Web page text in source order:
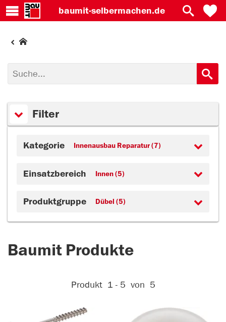
baumit-selbermachen.de
Filter
Kategorie Innenausbau Reparatur (7)
Einsatzbereich Innen (5)
Produktgruppe Dübel (5)
Baumit Produkte
Aktive Filter:
Produkt 1 - 5 von 5